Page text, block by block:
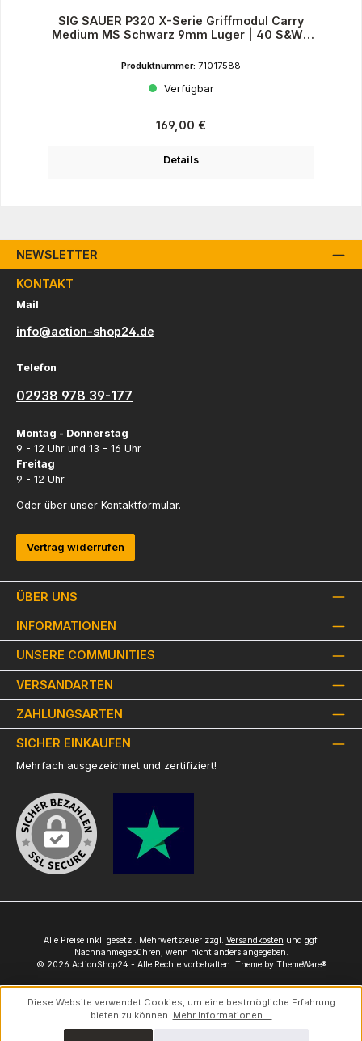
SIG SAUER P320 X-Serie Griffmodul Carry
Medium MS Schwarz 9mm Luger | 40 S&W |
Produktnummer: 71017588
Verfügbar
Regulärer Preis:
169,00 €
Details
NEWSLETTER
ÜBER UNS
INFORMATIONEN
KONTAKT
Mail
info@action-shop24.de
Telefon
02938 978 39-177
Montag - Donnerstag
9 - 12 Uhr und 13 - 16 Uhr
Freitag
9 - 12 Uhr
Oder über unser Kontaktformular.
Vertrag widerrufen
UNSERE COMMUNITIES
VERSANDARTEN
ZAHLUNGSARTEN
SICHER EINKAUFEN
Mehrfach ausgezeichnet und zertifiziert!
Alle Preise inkl. gesetzl. Mehrwertsteuer zzgl. Versandkosten und ggf.
Nachnahmegebühren, wenn nicht anders angegeben.
© 2026 ActionShop24 - Alle Rechte vorbehalten. Theme by ThemeWare®
Diese Website verwendet Cookies, um eine bestmögliche Erfahrung
bieten zu können. Mehr Informationen ...